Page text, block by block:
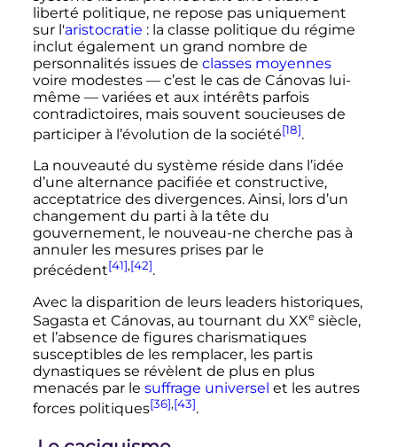
liberté politique, ne repose pas uniquement
sur l'aristocratie : la classe politique du régime
inclut également un grand nombre de
personnalités issues de classes moyennes
voire modestes — c’est le cas de Cánovas lui-
même —variées et aux intérêts parfois
contradictoires, mais souvent soucieuses de
participer à l’évolution de la société[18].
La nouveauté du système réside dans l’idée
d’une alternance pacifiée et constructive,
acceptatrice des divergences. Ainsi, lors d’un
changement du parti à la tête du
gouvernement, le nouveau-ne cherche pas à
annuler les mesures prises par le
précédent[41],[42].
Avec la disparition de leurs leaders historiques,
Sagasta et Cánovas, au tournant du XXe siècle,
et l’absence de figures charismatiques
susceptibles de les remplacer, les partis
dynastiques se révèlent de plus en plus
menacés par le suffrage universel et les autres
forces politiques[36],[43].